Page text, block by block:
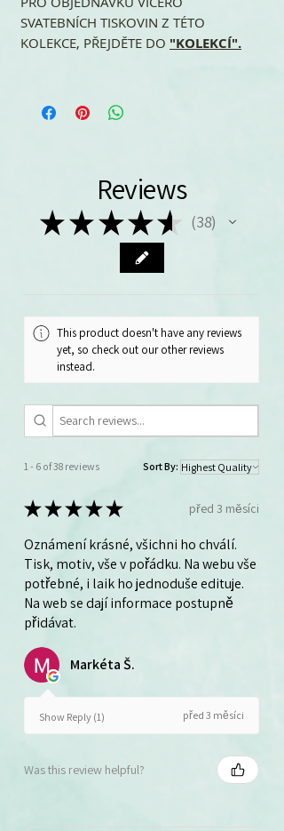
SVATEBNÍCH TISKOVIN Z TÉTO
KOLEKCE, PŘEJDĚTE DO "KOLEKCÍ".
Reviews
★ ★★★★ 38
38
This product doesn't have any reviews
yet, so check out our other reviews
instead.
1 - 6 of 38 reviews Sort By:
★★★★★ před 3 měsíci
Oznámení krásné, všichni ho chválí.
Tisk, motiv, vše v pořádku. Na webu vše
potřebné, i laik ho jednoduše edituje.
Na web se dají informace postupně
přidávat.
Markéta Š.
Show Reply (1) před 3 měsíci
Was this review helpful?